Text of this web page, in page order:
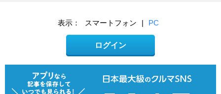
表示： スマートフォン | PC
ログイン